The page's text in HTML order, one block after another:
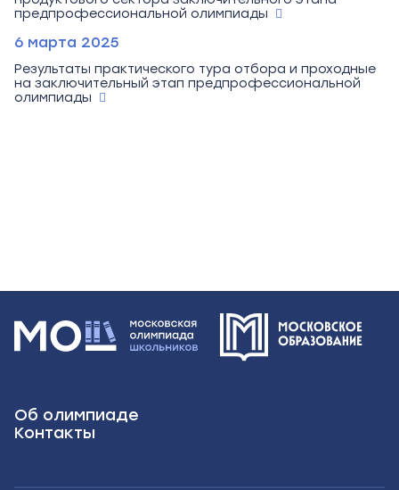
предпрофессиональной олимпиады
6 марта 2025
Результаты практического тура отбора и проходные
на заключительный этап предпрофессиональной
олимпиады
Об олимпиаде
Контакты